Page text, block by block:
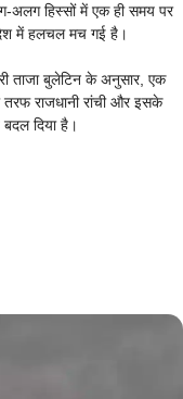
अलग हिस्सों में एक ही समय पर
में हलचल मच गई है।
ताजा बुलेटिन के अनुसार, एक
राजधानी रांची और इसके
दिया है।